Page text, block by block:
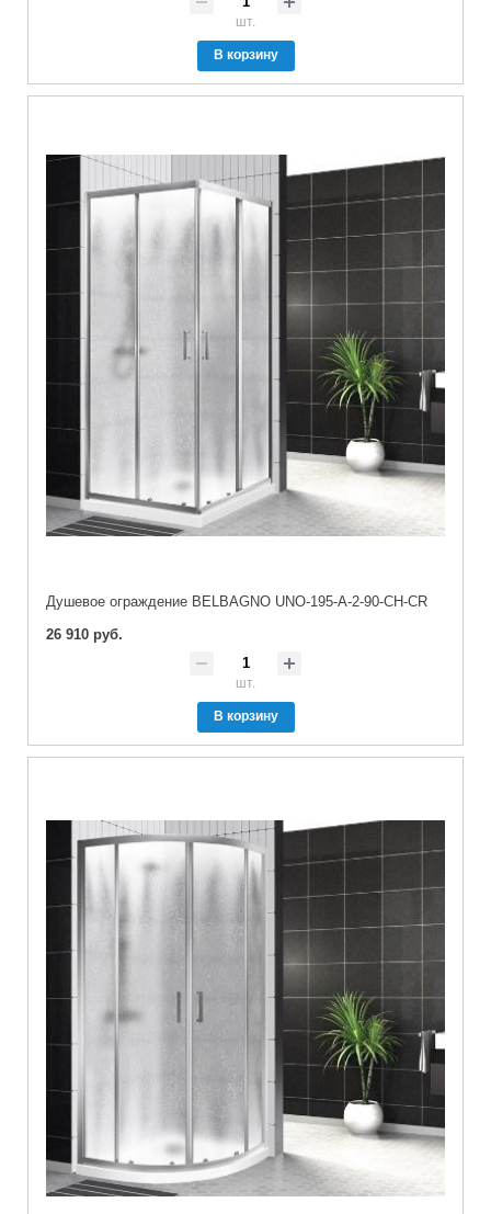
шт.
В корзину
Душевое ограждение BELBAGNO UNO-195-A-2-90-CH-CR
26 910 руб.
шт.
В корзину